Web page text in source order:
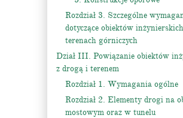
Rozdział 3. Szczególne
dotyczące obiektów
terenach górniczych
Dział III. Powiązanie obiektów
z drogą i terenem
Rozdział 1. Wymagania ogólne
Rozdział 2. Elementy drogi na
mostowym oraz w tunelu